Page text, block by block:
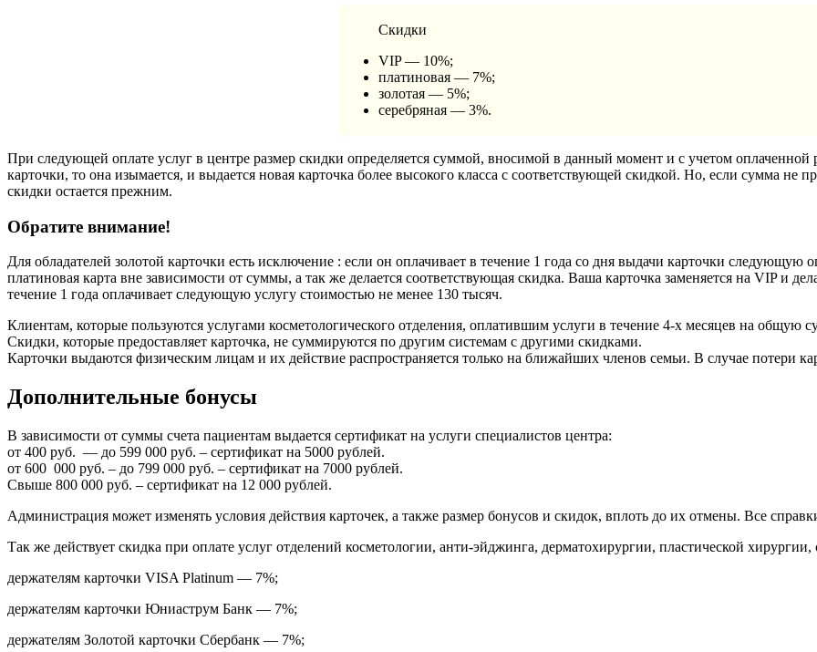
Скидки
VIP — 10%;
платиновая — 7%;
золотая — 5%;
серебряная — 3%.
При следующей оплате услуг в центре размер скидки определяется суммой, вносимой в данный момент и с учетом
карточки, то она изымается, и выдается новая карточка более высокого класса с соответствующей скидкой. Но, если сумма не
скидки остается прежним.
Обратите внимание!
Для обладателей золотой карточки есть исключение : если он оплачивает в течение 1 года со дня выдачи карточки
платиновая карта вне зависимости от суммы, а так же делается соответствующая скидка. Ваша карточка заменяется на VIP и
течение 1 года оплачивает следующую услугу стоимостью не менее 130 тысяч.
Клиентам, которые пользуются услугами косметологического отделения, оплатившим услуги в течение 4-х месяцев на общую
Скидки, которые предоставляет карточка, не суммируются по другим системам с другими скидками.
Карточки выдаются физическим лицам и их действие распространяется только на ближайших членов семьи. В случае потери
Дополнительные бонусы
В зависимости от суммы счета пациентам выдается сертификат на услуги специалистов центра:
от 400 руб. — до 599 000 руб. – сертификат на 5000 рублей.
от 600 000 руб. – до 799 000 руб. – сертификат на 7000 рублей.
Свыше 800 000 руб. – сертификат на 12 000 рублей.
Администрация может изменять условия действия карточек, а также размер бонусов и скидок, вплоть до их отмены. Все
Так же действует скидка при оплате услуг отделений косметологии, анти-эйджинга, дерматохирургии, пластической хирургии,
держателям карточки VISA Platinum — 7%;
держателям карточки Юниаструм Банк — 7%;
держателям Золотой карточки Сбербанк — 7%;